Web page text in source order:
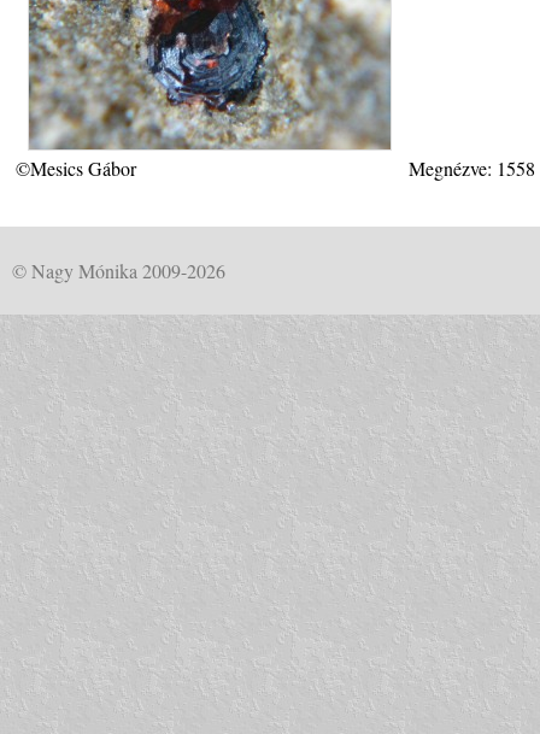
©Mesics Gábor Megnézve:
© Nagy Mónika 2009-2026